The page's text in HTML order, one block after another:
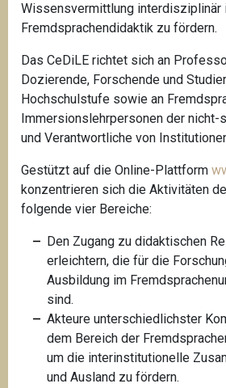
n
Wissensvermittlung interdisziplinär
Fremdsprachendidaktik zu fördern.
Das CeDiLE richtet sich an
Dozierende, Forschende und
Hochschulstufe sowie an
Immersionslehrpersonen der nicht-
und Verantwortliche von
Gestützt auf die Online-Plattform
konzentrieren sich die Aktivitäten
folgende vier Bereiche:
Den Zugang zu didaktischen
erleichtern, die für die
Ausbildung im
sind.
Akteure unterschiedlichster
dem Bereich der
um die interinstitutionelle
und Ausland zu fördern.